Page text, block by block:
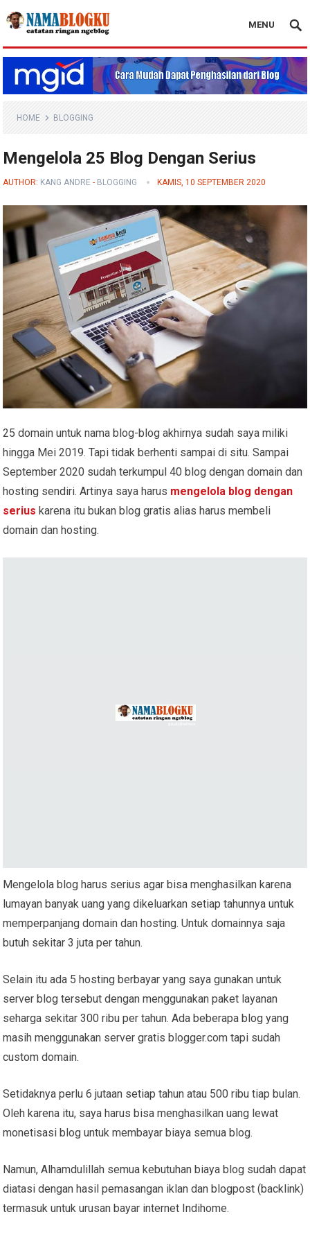
Nama Blogku
MENU
HOME BLOGGING
Mengelola 25 Blog Dengan Serius
AUTHOR: KANG ANDRE - BLOGGING KAMIS, 10 SEPTEMBER 2020
25 domain untuk nama blog-blog akhirnya sudah saya miliki
hingga Mei 2019. Tapi tidak berhenti sampai di situ. Sampai
September 2020 sudah terkumpul 40 blog dengan domain dan
hosting sendiri. Artinya saya harus mengelola blog dengan
serius karena itu bukan blog gratis alias harus membeli
domain dan hosting.
Mengelola blog harus serius agar bisa menghasilkan karena
lumayan banyak uang yang dikeluarkan setiap tahunnya untuk
memperpanjang domain dan hosting. Untuk domainnya saja
butuh sekitar 3 juta per tahun.
Selain itu ada 5 hosting berbayar yang saya gunakan untuk
server blog tersebut dengan menggunakan paket layanan
seharga sekitar 300 ribu per tahun. Ada beberapa blog yang
masih menggunakan server gratis blogger.com tapi sudah
custom domain.
Setidaknya perlu 6 jutaan setiap tahun atau 500 ribu tiap bulan.
Oleh karena itu, saya harus bisa menghasilkan uang lewat
monetisasi blog untuk membayar biaya semua blog.
Namun, Alhamdulillah semua kebutuhan biaya blog sudah dapat
diatasi dengan hasil pemasangan iklan dan blogpost (backlink)
termasuk untuk urusan bayar internet Indihome.